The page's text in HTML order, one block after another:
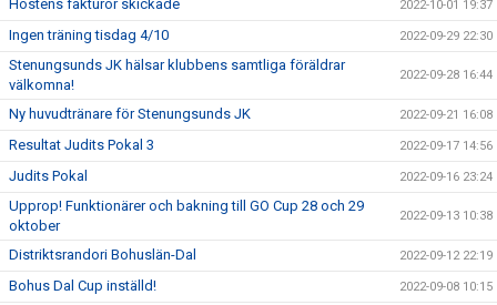
Höstens fakturor skickade 2022-10-01 19:37
Ingen träning tisdag 4/10 2022-09-29 22:30
Stenungsunds JK hälsar klubbens samtliga föräldrar
välkomna!
2022-09-28 16:44
Ny huvudtränare för Stenungsunds JK 2022-09-21 16:08
Resultat Judits Pokal 3 2022-09-17 14:56
Judits Pokal 2022-09-16 23:24
Upprop! Funktionärer och bakning till GO Cup 28 och 29
oktober
2022-09-13 10:38
Distriktsrandori Bohuslän-Dal 2022-09-12 22:19
Bohus Dal Cup inställd! 2022-09-08 10:15